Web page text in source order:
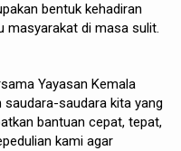
bentuk kehadiran
masyarakat di masa sulit.
Yayasan Kemala
saudara kita yang
bantuan cepat, tepat,
kami agar